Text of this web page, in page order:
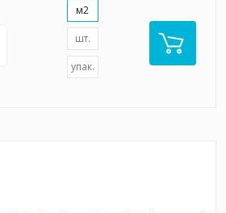
м2
шт.
упак.